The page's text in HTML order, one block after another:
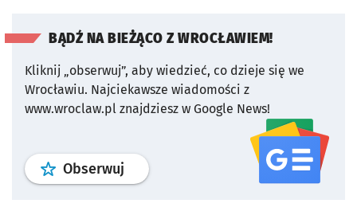
BĄDŹ NA BIEŻĄCO Z WROCŁAWIEM!
Kliknij „obserwuj”, aby wiedzieć, co dzieje się we
Wrocławiu. Najciekawsze wiadomości z
www.wroclaw.pl znajdziesz w Google News!
Obserwuj profil serwisu